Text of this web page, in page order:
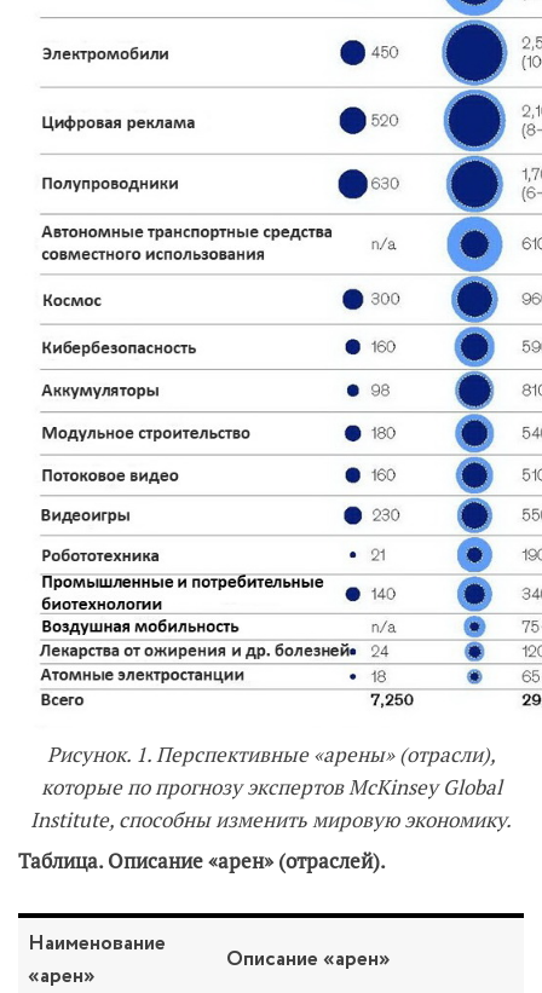
Рисунок. 1. Перспективные «арены» (отрасли),
которые по прогнозу экспертов McKinsey Global
Institute, способны изменить мировую экономику.
Таблица. Описание «арен» (отраслей).
Наименование
«арен»
Описание «арен»